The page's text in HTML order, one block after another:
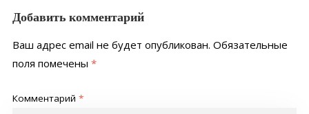
Добавить комментарий
Ваш адрес email не будет опубликован. Обязательные
поля помечены *
Комментарий *